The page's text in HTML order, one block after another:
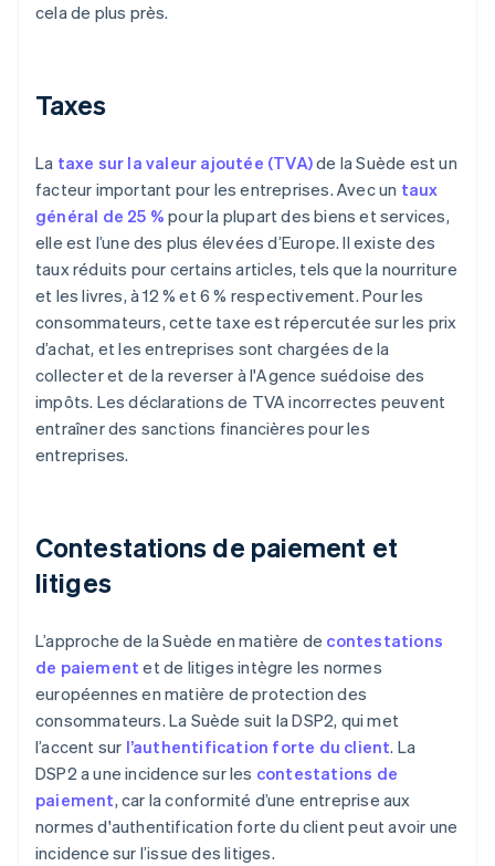
cela de plus près.
Taxes
La taxe sur la valeur ajoutée (TVA)de la Suède est un
facteur important pour les entreprises. Avec un taux
général de 25 % pour la plupart des biens et services,
elle est l’une des plus élevées d’Europe. Il existe des
taux réduits pour certains articles, tels que la nourriture
et les livres, à 12 % et 6 % respectivement. Pour les
consommateurs, cette taxe est répercutée sur les prix
d’achat, et les entreprises sont chargées de la
collecter et de la reverser à l'Agence suédoise des
impôts. Les déclarations de TVA incorrectes peuvent
entraîner des sanctions financières pour les
entreprises.
Contestations de paiement et
litiges
L’approche de la Suède en matière de contestations
de paiement et de litiges intègre les normes
européennes en matière de protection des
consommateurs. La Suède suit la DSP2, qui met
l’accent sur l’authentification forte du client. La
DSP2 a une incidence sur les contestations de
paiement, car la conformité d’une entreprise aux
normes d'authentification forte du client peut avoir une
incidence sur l’issue des litiges.